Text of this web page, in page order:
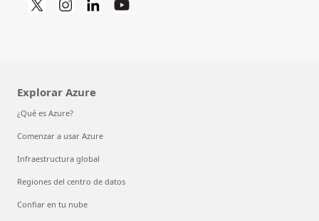
Explorar Azure
¿Qué es Azure?
Comenzar a usar Azure
Infraestructura global
Regiones del centro de datos
Confiar en tu nube